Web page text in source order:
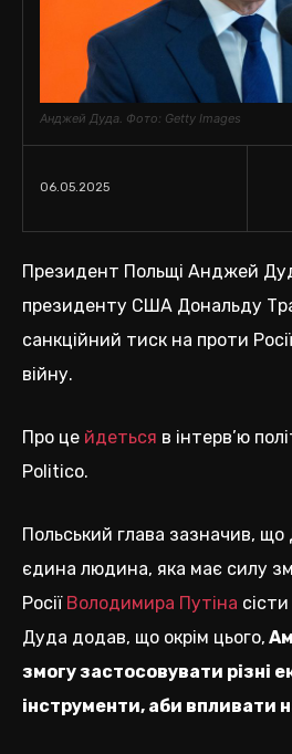
Анджей Дуда. Фото: Getty Images
06.05.2025
Президент Польщі Анджей
президенту США Дональду
санкційний тиск на проти
війну.
Про це йдеться в інтерв’ю
Politico.
Польський глава зазначив,
єдина людина, яка має силу
Росії Володимира Путіна
Дуда додав, що окрім цього,
змогу застосовувати різні
інструменти, аби впливати